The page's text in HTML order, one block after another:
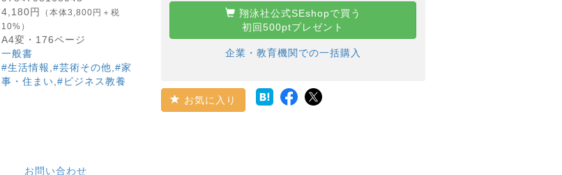
4,180円
（本体3,800円＋税
10%）
A4変・ 176ページ
一般書
#生活情報 #芸術その他 #家
事・住まい #ビジネス教養
翔泳社公式SEshopで買う
初回500ptプレゼント
企業・教育機関での一括購入
お気に入り
お問い合わせ